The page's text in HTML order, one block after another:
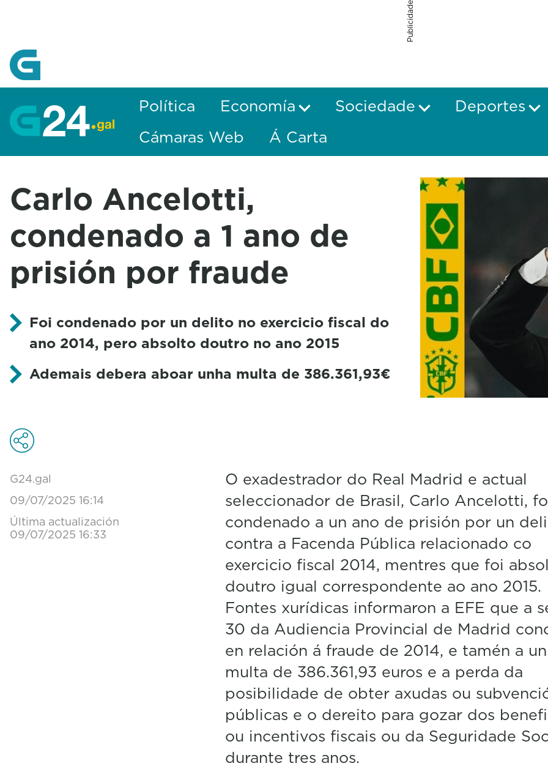
Publicidade
Política Economía Sociedade
Deportes
Cámaras Web
Á Carta
Carlo Ancelotti,
condenado a 1 ano de
prisión por fraude
Foi condenado por un delito no exercicio fiscal do
ano 2014, pero absolto doutro no ano 2015
Ademais debera aboar unha multa de 386.361,93€
G24.gal
09/07/2025 16:14
Última actualización
09/07/2025 16:33
O exadestrador do Real Madrid e actual
seleccionador de Brasil, Carlo Ancelotti,
condenado a un ano de prisión por un
contra a Facenda Pública relacionado co
exercicio fiscal 2014, mentres que foi
doutro igual correspondente ao ano 2015.
Fontes xurídicas informaron a EFE que a
30 da Audiencia Provincial de Madrid
en relación á fraude de 2014, e tamén a
multa de 386.361,93 euros e a perda da
posibilidade de obter axudas ou
públicas e o dereito para gozar dos
ou incentivos fiscais ou da Seguridade
durante tres anos.